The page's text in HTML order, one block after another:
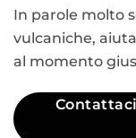
In parole molto
vulcaniche,
al momento